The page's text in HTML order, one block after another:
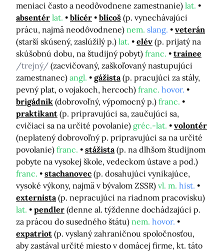
meniaci často a neodôvodnene zamestnanie) lat.
absentér lat. blicér blicoš (p. vynechávajúci
prácu, najmä neodôvodnene) nem. slang.
veterán
(starší skúsený, zaslúžilý p.) lat. elév (p. prijatý na
skúšobnú dobu, na študijný pobyt) franc.
trainee
/trejný/ (zacvičovaný, zaškoľovaný nastupujúci
zamestnanec) angl. gážista (p. pracujúci za stály,
pevný plat, o vojakoch, hercoch) franc. hovor.
brigádnik (dobrovoľný, výpomocný p.) franc.
praktikant (p. pripravujúci sa, zaučujúci sa,
cvičiaci sa na určité povolanie) gréc.-lat.
volontér
(neplatený dobrovoľný p. pripravujúci sa na určité
povolanie) franc. stážista (p. na dlhšom študijnom
pobyte na vysokej škole, vedeckom ústave a pod.)
franc.
stachanovec (p. dosahujúci vynikajúce,
vysoké výkony, najmä v bývalom ZSSR) vl. m. hist.
externista (p. nepracujúci na riadnom pracovisku)
lat.
pendler (denne al. týždenne dochádzajúci p.
za prácou do susedného štátu) nem. hovor.
expatriot (p. vyslaný zahraničnou spoločnosťou,
aby zastával určité miesto v domácej firme, kt. táto